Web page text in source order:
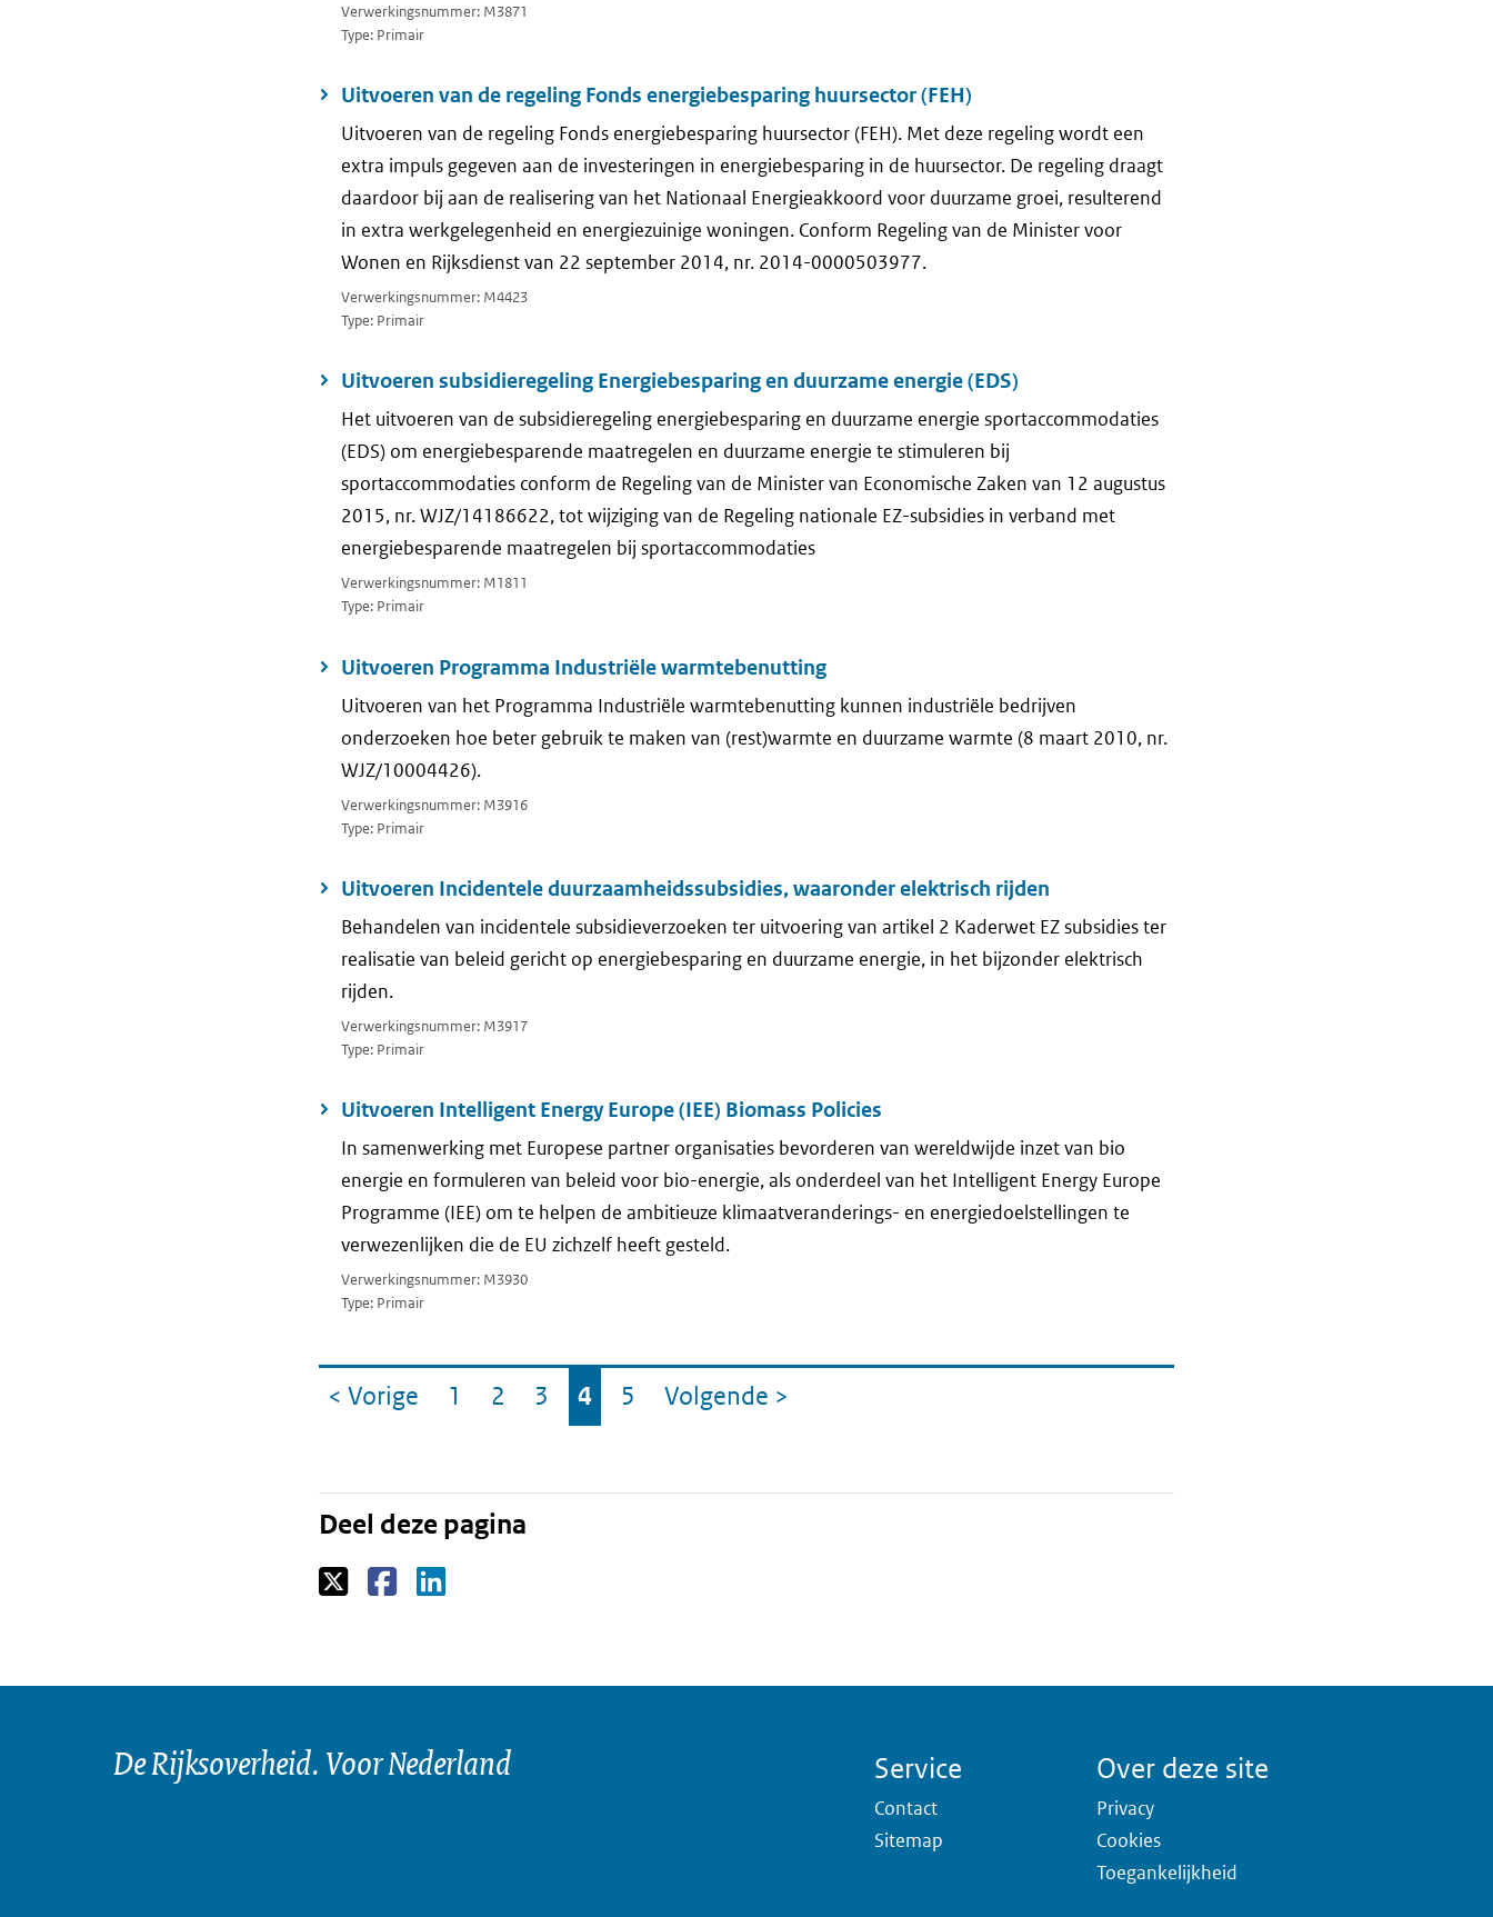
Verwerkingsnummer: M3871
Type: Primair
Uitvoeren van de regeling Fonds energiebesparing huursector (FEH)
Uitvoeren van de regeling Fonds energiebesparing huursector (FEH). Met deze regeling wordt een
extra impuls gegeven aan de investeringen in energiebesparing in de huursector. De regeling draagt
daardoor bij aan de realisering van het Nationaal Energieakkoord voor duurzame groei, resulterend
in extra werkgelegenheid en energiezuinige woningen. Conform Regeling van de Minister voor
Wonen en Rijksdienst van 22 september 2014, nr. 2014-0000503977.
Verwerkingsnummer: M4423
Type: Primair
Uitvoeren subsidieregeling Energiebesparing en duurzame energie (EDS)
Het uitvoeren van de subsidieregeling energiebesparing en duurzame energie sportaccommodaties
(EDS) om energiebesparende maatregelen en duurzame energie te stimuleren bij
sportaccommodaties conform de Regeling van de Minister van Economische Zaken van 12 augustus
2015, nr. WJZ/14186622, tot wijziging van de Regeling nationale EZ-subsidies in verband met
energiebesparende maatregelen bij sportaccommodaties
Verwerkingsnummer: M1811
Type: Primair
Uitvoeren Programma Industriële warmtebenutting
Uitvoeren van het Programma Industriële warmtebenutting kunnen industriële bedrijven
onderzoeken hoe beter gebruik te maken van (rest)warmte en duurzame warmte (8 maart 2010, nr.
WJZ/10004426).
Verwerkingsnummer: M3916
Type: Primair
Uitvoeren Incidentele duurzaamheidssubsidies, waaronder elektrisch rijden
Behandelen van incidentele subsidieverzoeken ter uitvoering van artikel 2 Kaderwet EZ subsidies ter
realisatie van beleid gericht op energiebesparing en duurzame energie, in het bijzonder elektrisch
rijden.
Verwerkingsnummer: M3917
Type: Primair
Uitvoeren Intelligent Energy Europe (IEE) Biomass Policies
In samenwerking met Europese partner organisaties bevorderen van wereldwijde inzet van bio
energie en formuleren van beleid voor bio-energie, als onderdeel van het Intelligent Energy Europe
Programme (IEE) om te helpen de ambitieuze klimaatveranderings- en energiedoelstellingen te
verwezenlijken die de EU zichzelf heeft gesteld.
Verwerkingsnummer: M3930
Type: Primair
naar
< Vorige pagina
Pagina
1 Pagina
2 Pagina
3 Pagina
4 Pagina
5 Volgende pagina
>
Deel deze pagina
De Rijksoverheid. Voor Nederland Service
Contact
Sitemap
Over deze site
Privacy
Cookies
Toegankelijkheid